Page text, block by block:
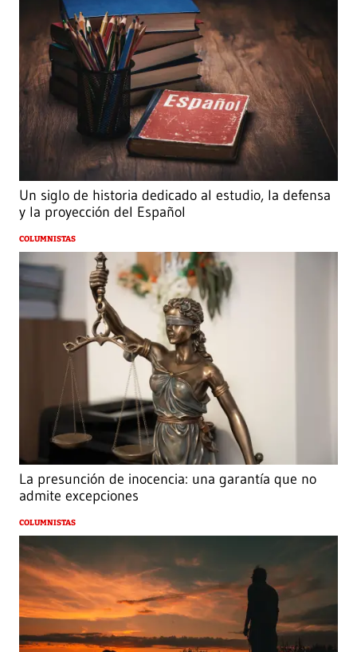
Un siglo de historia dedicado al estudio, la defensa
y la proyección del Español
COLUMNISTAS
La presunción de inocencia: una garantía que no
admite excepciones
COLUMNISTAS